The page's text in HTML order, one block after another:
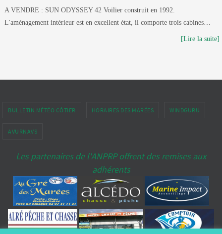
A VENDRE : SUN ODYSSEY 42 Voilier construit en 1992.
L'aménagement intérieur est en excellent état, il comporte trois cabines…
[Lire la suite]
BULLETIN MÉTÉO CÔTIER HORAIRES DES MARÉES WINDGURU
AVURNAVS
Les partenaires de l'ANPRP offrent des remises aux
adhérents